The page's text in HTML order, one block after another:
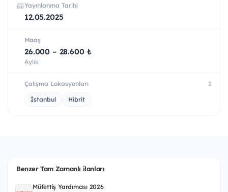
Yayınlanma Tarihi
12.05.2025
Maaş
26.000 – 28.600 ₺
Aylık
Çalışma Lokasyonları 2
İstanbul Hibrit
Benzer Tam Zamanlı ilanları
Müfettiş Yardımcısı 2026